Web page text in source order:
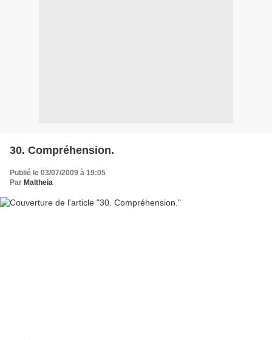
30. Compréhension.
Publié le 03/07/2009 à 19:05
Par Maltheia